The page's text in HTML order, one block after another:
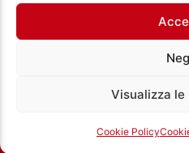
Visualizza le
Cookie Policy
Città Aperta via di Casal